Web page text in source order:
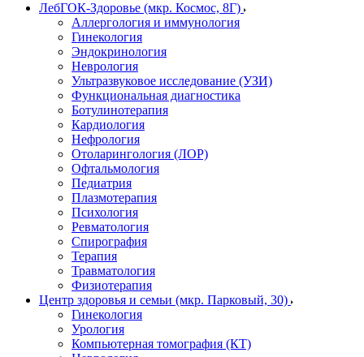
ЛебГОК-Здоровье (мкр. Космос, 8Г)
Аллергология и иммунология
Гинекология
Эндокринология
Неврология
Ультразвуковое исследование (УЗИ)
Функциональная диагностика
Ботулинотерапия
Кардиология
Нефрология
Отоларингология (ЛОР)
Офтальмология
Педиатрия
Плазмотерапия
Психология
Ревматология
Спирография
Терапия
Травматология
Физиотерапия
Центр здоровья и семьи (мкр. Парковый, 30)
Гинекология
Урология
Компьютерная томография (КТ)